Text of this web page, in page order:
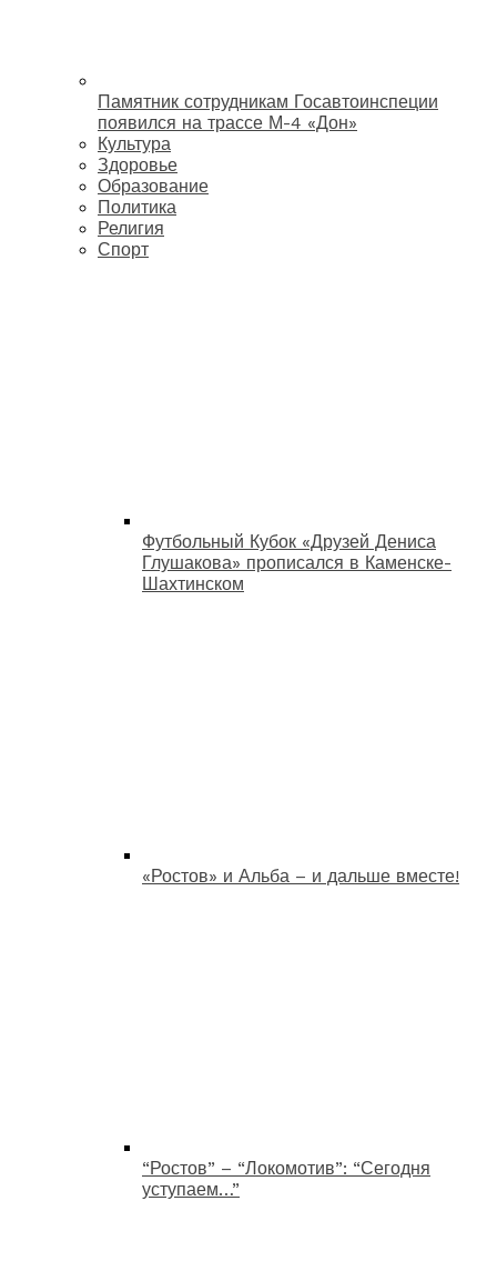
Памятник сотрудникам Госавтоинспеции
появился на трассе М-4 «Дон»
Культура
Здоровье
Образование
Политика
Религия
Спорт
Футбольный Кубок «Друзей Дениса
Глушакова» прописался в Каменске-
Шахтинском
«Ростов» и Альба – и дальше вместе!
“Ростов” – “Локомотив”: “Сегодня
уступаем…”